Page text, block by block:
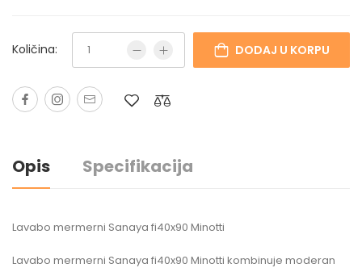
Količina: DODAJ U KORPU
Opis Specifikacija
Lavabo mermerni Sanaya fi40x90 Minotti
Lavabo mermerni Sanaya fi40x90 Minotti kombinuje moderan